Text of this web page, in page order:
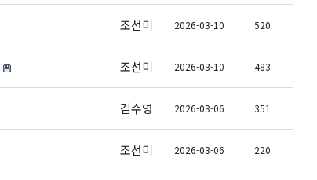
조선미 2026-03-10 520
조선미 2026-03-10 483
김수영 2026-03-06 351
조선미 2026-03-06 220